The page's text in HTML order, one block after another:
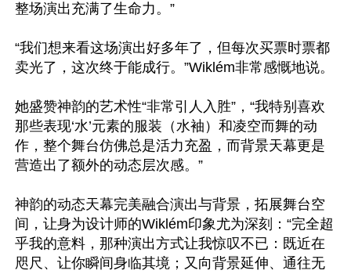
整场演出充满了生命力。”
“我们想来看这场演出好多年了，但每次买票时票都
卖光了，这次终于能成行。”Wiklém非常感慨地说。
她盛赞神韵的艺术性“非常引人入胜”，“我特别喜欢
那些表现‘水’元素的服装（水袖）和凌空而舞的动
作，整个舞台仿佛总是活力充盈，而背景天幕更是
营造出了额外的动态层次感。”
神韵的动态天幕完美融合演出与背景，拓展舞台空
间，让身为设计师的Wiklém印象尤为深刻：“完全超
乎我的意料，那种演出方式让我惊叹不已：既近在
咫尺、让你瞬间身临其境；又向背景延伸、通往无